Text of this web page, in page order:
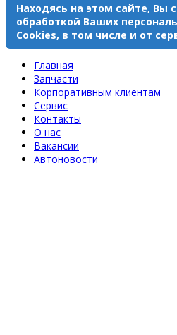
Находясь на этом сайте, Вы
обработкой Ваших
Cookies, в том числе и от
Главная
Запчасти
Корпоративным клиентам
Сервис
Контакты
О нас
Вакансии
Автоновости